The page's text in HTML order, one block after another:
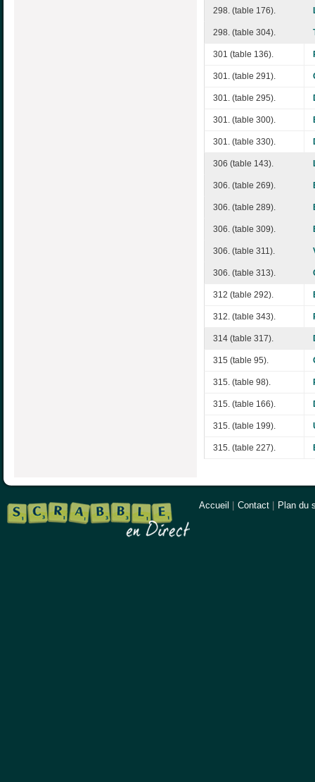
298. (table 176).
298. (table 304).
301 (table 136).
301. (table 291).
301. (table 295).
301. (table 300).
301. (table 330).
306 (table 143).
306. (table 269).
306. (table 289).
306. (table 309).
306. (table 311).
306. (table 313).
312 (table 292).
312. (table 343).
314 (table 317).
315 (table 95).
315. (table 98).
315. (table 166).
315. (table 199).
315. (table 227).
Accueil Contact Plan du